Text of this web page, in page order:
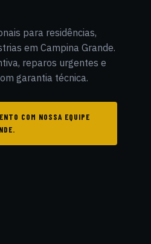
para residências,
em Campina Grande.
reparos urgentes e
garantia técnica.
COM NOSSA EQUIPE